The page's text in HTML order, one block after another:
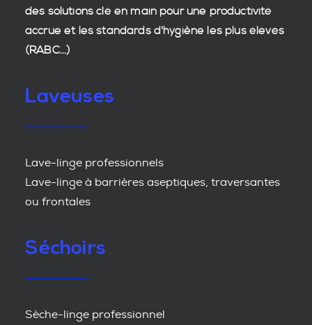
des solutions clé en main pour une productivité
accrue et lesstandards d'hygiène les plus élevés
(RABC...)
Laveuses
Lave-linge professionnels
Lave-linge à barrières aseptiques, traversantes
ou frontales
Séchoirs
Sèche-linge professionnel